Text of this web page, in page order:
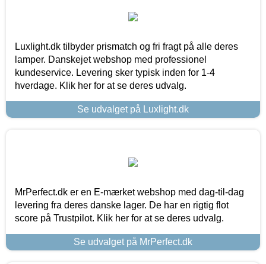
Luxlight.dk tilbyder prismatch og fri fragt på alle deres
lamper. Danskejet webshop med professionel
kundeservice. Levering sker typisk inden for 1-4
hverdage. Klik her for at se deres udvalg.
Se udvalget på Luxlight.dk
MrPerfect.dk er en E-mærket webshop med dag-til-dag
levering fra deres danske lager. De har en rigtig flot
score på Trustpilot. Klik her for at se deres udvalg.
Se udvalget på MrPerfect.dk